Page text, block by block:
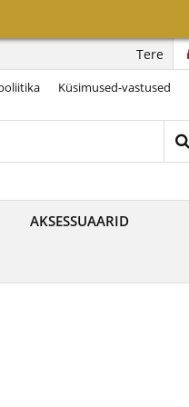
Tere
Küsimused-vastused
AKSESSUAARID